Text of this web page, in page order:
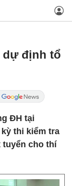
dự định tổ
ĐH tại
thi kiểm tra
tuyển cho thí